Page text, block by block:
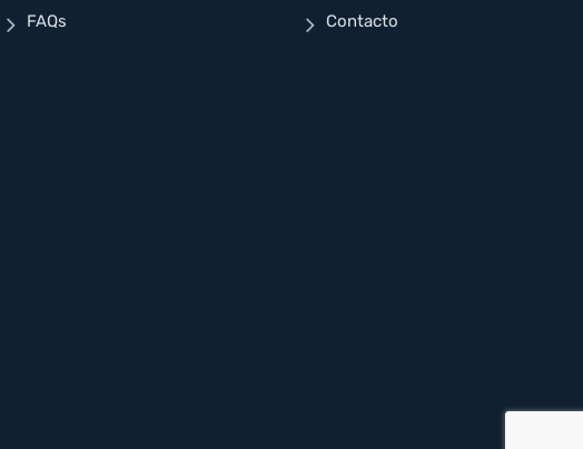
FAQs Contacto